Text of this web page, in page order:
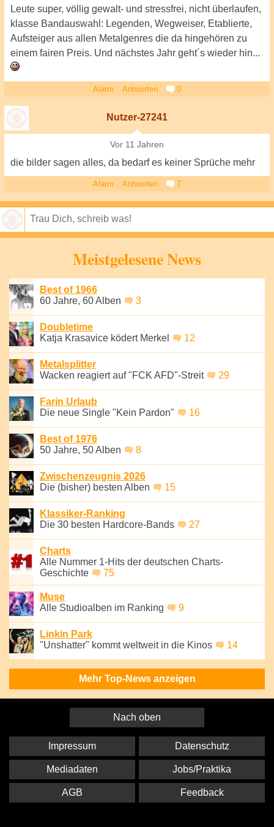
Leute super, völlig gewalt- und stressfrei, nicht überlaufen,
klasse Bandauswahl: Legenden, Wegweiser, Etablierte,
Aufsteiger aus allen Metalgenres die da hingehören zu
einem fairen Preis. Und nächstes Jahr geht´s wieder hin...
Alarm Antworten 0
Nutzer-27241
Vor 11 Jahren
die bilder sagen alles, da bedarf es keiner Sprüche mehr
Alarm Antworten 7
Meistgelesene News
Best of 1966
60 Jahre, 60 Alben
3
Doubletime
Katja Krasavice ködert Merkel
12
Metalsplitter
Wacken reagiert auf "FCK AFD"-Streit
29
Farin Urlaub
Die neue Single "Kein Pardon"
16
Best of 1976
50 Jahre, 50 Alben
8
Zwischenzeugnis 2026
Die (bisher) besten Alben
15
Klassiker-Ranking
Die 30 besten Hardcore-Bands
27
Charts
Alle Nummer 1-Hits der deutschen Charts-
Geschichte
75
Muse
Alle Studioalben im Ranking
9
Linkin Park
"Unshatter" kommt weltweit in die Kinos
14
Mehr Top-News anzeigen
Nach oben
Impressum Datenschutz
Mediadaten Jobs/Praktika
AGB Feedback